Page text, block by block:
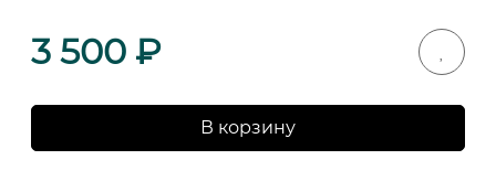
3 500 ₽
В корзину